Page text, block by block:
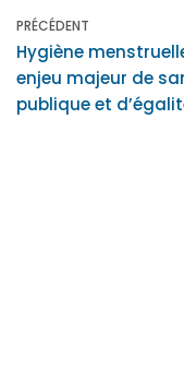
PRÉCÉDENT
Hygiène
enjeu majeur de
publique et